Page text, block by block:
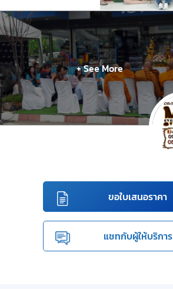
+ See More
ขอใบเสนอราคา
แชทกับผู้ให้บริการ